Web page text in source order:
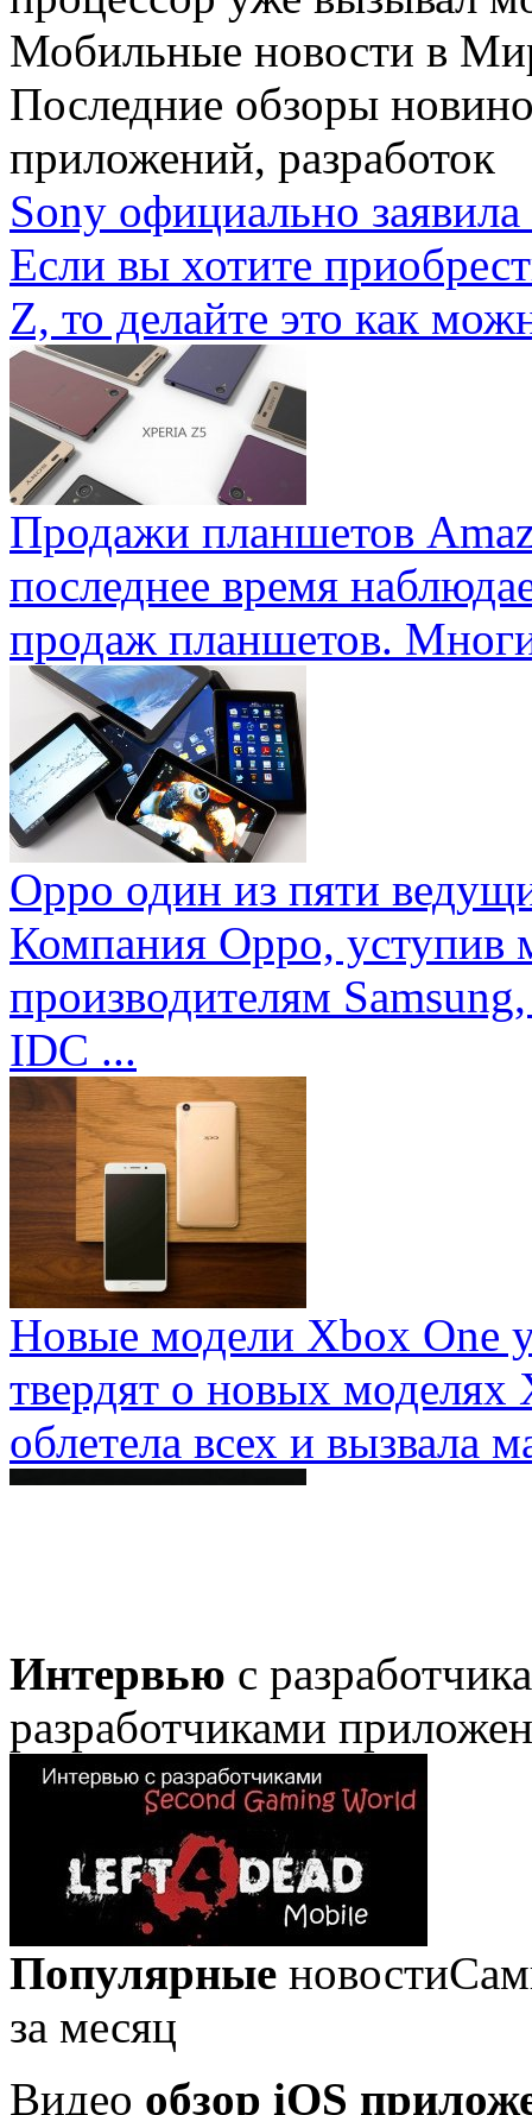
Мобильные новости в
Последние обзоры
приложений, разработок
Sony официально
Если вы хотите
Z, то делайте это как
Продажи планшетов
последнее время
продаж планшетов.
Oppo один из пяти
Компания Oppo, уступив
производителям
IDC ...
Новые модели Xbox One
твердят о новых
облетела всех и вызвала
Интервью с
разработчиками
Популярные новости
за месяц
Видео обзор iOS